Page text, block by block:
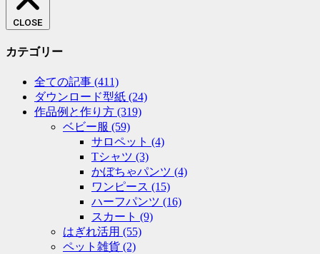
CLOSE
カテゴリー
全ての記事 (411)
ダウンロード型紙 (24)
作品例と作り方 (319)
ベビー服 (59)
サロペット (4)
Tシャツ (3)
かぼちゃパンツ (4)
ワンピース (15)
ハーフパンツ (16)
スカート (9)
はぎれ活用 (55)
ペット雑貨 (2)